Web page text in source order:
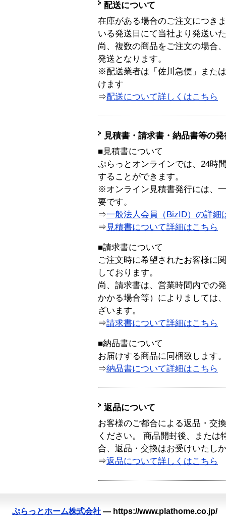
配送について
在庫がある場合のご注文につき
いる発送日にて当社より発送い
尚、複数の商品をご注文の場合
発送となります。
※配送業者は「佐川急便」また
けます
⇒配送について詳しくはこちら
見積書・請求書・納品書等の
■見積書について
ぷらっとオンラインでは、24時
することができます。
※オンライン見積書発行には、
要です。
⇒一般法人会員（BizID）の詳細
⇒ 見積書について詳細はこちら
■請求書について
ご注文時に希望されたお客様に
しております。
尚、請求書は、営業時間内での
かかる場合等）によりましては
ざいます。
⇒請求書について詳細はこちら
■納品書について
お届けする商品に同梱致します。
⇒納品書について詳細はこちら
返品について
お客様のご都合による返品・交
ください。 商品開封後、または
合、返品・交換はお受けいたし
⇒返品について詳しくはこちら
ぷらっとホーム株式会社 — https://www.plathome.co.jp/